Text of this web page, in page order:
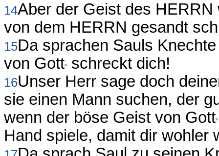
14Aber der Geist des
von dem HERRN gesandt
15Da sprachen Sauls
von Gott schreckt dich!
16Unser Herr sage doch
sie einen Mann suchen, der
wenn der böse Geist von Gott
Hand spiele, damit dir wohler